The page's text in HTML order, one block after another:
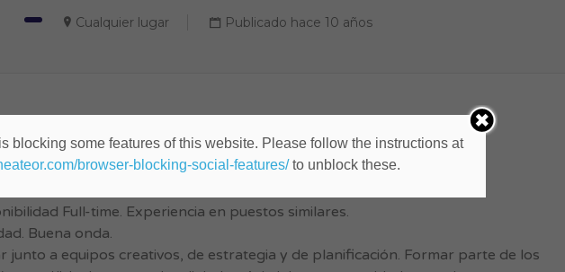
Cualquier lugar Publicado hace 10 años
Full-time. Experiencia en puestos similares.
Buena onda.
junto a equipos creativos, de estrategia y de planificación. Formar parte de los
blocking some features of this website. Please follow the instructions at
browser-blocking-social-features/to unblock these.